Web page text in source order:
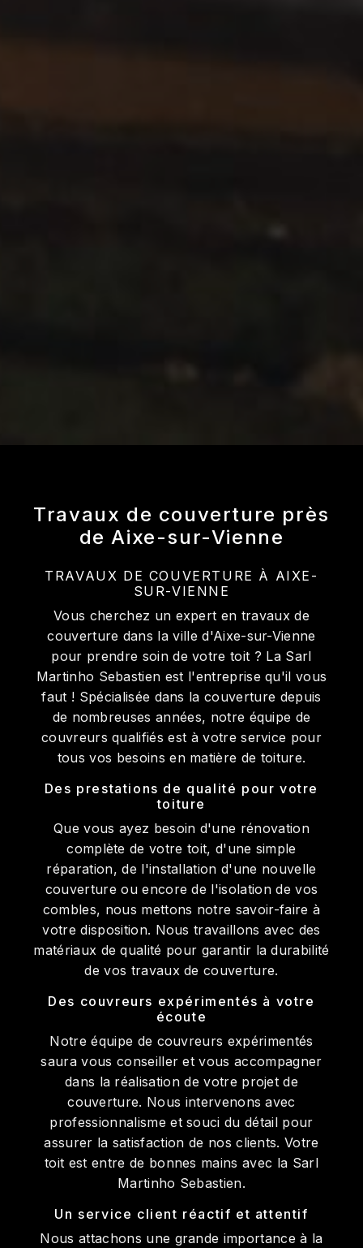
Travaux de couverture près
de Aixe-sur-Vienne
TRAVAUX DE COUVERTURE À AIXE-
SUR-VIENNE
Vous cherchez un expert en travaux de
couverture dans la ville d'Aixe-sur-Vienne
pour prendre soin de votre toit ? La Sarl
Martinho Sebastien est l'entreprise qu'il vous
faut ! Spécialisée dans la couverture depuis
de nombreuses années, notre équipe de
couvreurs qualifiés est à votre service pour
tous vos besoins en matière de toiture.
Des prestations de qualité pour votre
toiture
Que vous ayez besoin d'une rénovation
complète de votre toit, d'une simple
réparation, de l'installation d'une nouvelle
couverture ou encore de l'isolation de vos
combles, nous mettons notre savoir-faire à
votre disposition. Nous travaillons avec des
matériaux de qualité pour garantir la durabilité
de vos travaux de couverture.
Des couvreurs expérimentés à votre
écoute
Notre équipe de couvreurs expérimentés
saura vous conseiller et vous accompagner
dans la réalisation de votre projet de
couverture. Nous intervenons avec
professionnalisme et souci du détail pour
assurer la satisfaction de nos clients. Votre
toit est entre de bonnes mains avec la Sarl
Martinho Sebastien.
Un service client réactif et attentif
Nous attachons une grande importance à la